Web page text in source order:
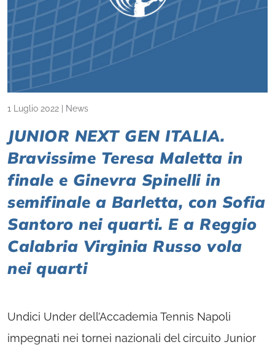
1 Luglio 2022 News
JUNIOR NEXT GEN ITALIA.
Bravissime Teresa Maletta in
finale e Ginevra Spinelli in
semifinale a Barletta, con Sofia
Santoro nei quarti. E a Reggio
Calabria Virginia Russo vola
nei quarti
Undici Under dell’Accademia Tennis Napoli
impegnati nei tornei nazionali del circuito Junior